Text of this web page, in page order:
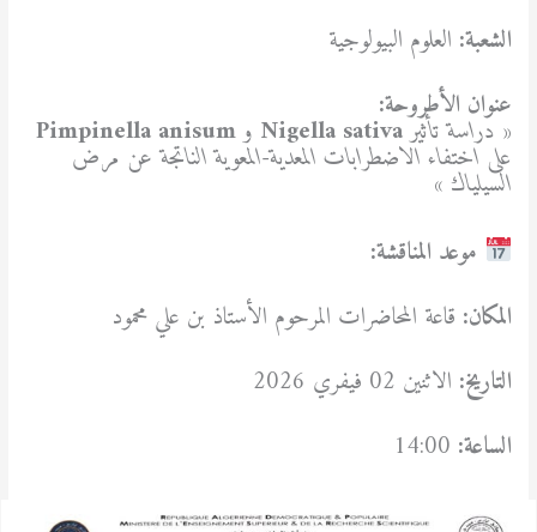
الشعبة: العلوم البيولوجية
عنوان الأطروحة:
« دراسة تأثيرNigella sativa وPimpinella anisum
على اختفاء الاضطرابات المعدية-المعوية الناتجة عن مرض
السيلياك »
موعد المناقشة:
المكان: قاعة المحاضرات المرحوم الأستاذ بن علي محمود
التاريخ: الاثنين 02 فيفري 2026
الساعة: